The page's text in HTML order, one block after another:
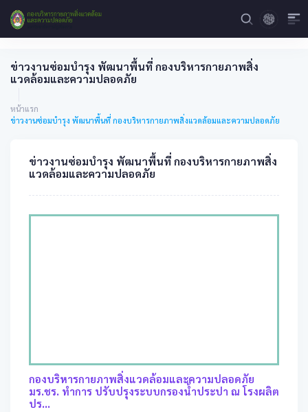
ข่าวงานซ่อมบำรุง พัฒนาพื้นที่ กองบริหารกายภาพสิ่ง
แวดล้อมและความปลอดภัย
หน้าแรก
ข่าวงานซ่อมบำรุง พัฒนาพื้นที่ กองบริหารกายภาพสิ่งแวดล้อมและความปลอดภัย
ข่าวงานซ่อมบำรุง พัฒนาพื้นที่ กองบริหารกายภาพสิ่ง
แวดล้อมและความปลอดภัย
กองบริหารกายภาพสิ่งแวดล้อมและความปลอดภัย
มร.ชร. ทำการ ปรับปรุงระบบกรองน้ำประปา ณ โรงผลิต
ปร...